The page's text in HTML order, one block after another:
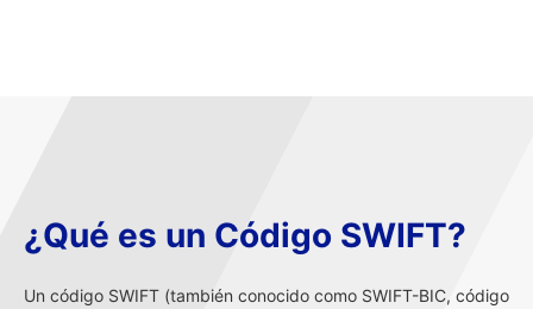
¿Qué es un Código SWIFT?
Un código SWIFT (también conocido como SWIFT-BIC, código